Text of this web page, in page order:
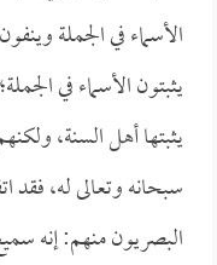
الأسماء في الجملة
يثبتون الأسماء في
يثبتها أهل السنة،
سبحانه وتعالى له، فقد
البصريون منهم: إنه